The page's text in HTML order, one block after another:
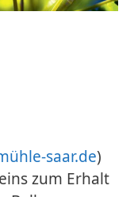
saar.de)
zum Erhalt